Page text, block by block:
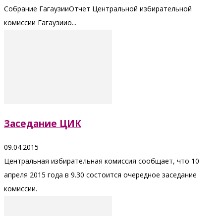
Собрание ГагаузииОтчет Центральной избирательной
комиссии Гагаузиио...
Заседание ЦИК
09.04.2015
Центральная избирательная комиссия сообщает, что 10
апреля 2015 года в 9.30 состоится очередное заседание
комиссии.